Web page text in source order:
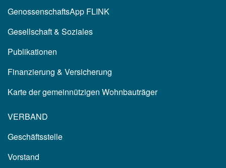
GenossenschaftsApp FLINK
Gesellschaft & Soziales
Publikationen
Finanzierung & Versicherung
Karte der gemeinnützigen Wohnbauträger
VERBAND
Geschäftsstelle
Vorstand